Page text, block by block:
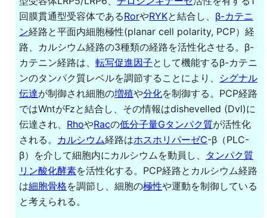
回膜貫通型受容体であるRorやRYKと結合し、 β-カテニ
ン経路と平面内細胞極性(planar cell polarity, PCP）経
路、カルシウム経路の3種類の経路を活性化させる。β-
カテニン経路は、 転写促進因子として機能するβ-カテニ
ンのタンパク質レベルを調節することにより、 シグナル
伝達が制御され細胞の増殖や分化を制御する。PCP経路
ではWntがFzと結合し、その情報はdishevelled (Dvl)に
伝達され、 RhoやRacの低分子量Gタンパク質が活性化
される。 カルシウム経路はホスホリパーゼC-β（PLC-
β）を介して細胞内にカルシウムを動員し、 タンパク質
リン酸化酵素を活性化する。PCP経路とカルシウム経路
は細胞骨格を調節し、細胞の極性や運動を制御している
と考えられる。